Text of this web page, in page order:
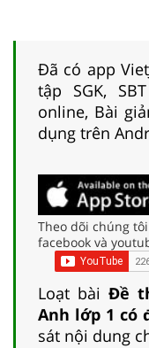
Đã có app
tập SGK,
online, Bài
dụng trên
Theo dõi chúng
facebook và
Loạt bàiĐề
Anh lớp 1 có
sát nội dung